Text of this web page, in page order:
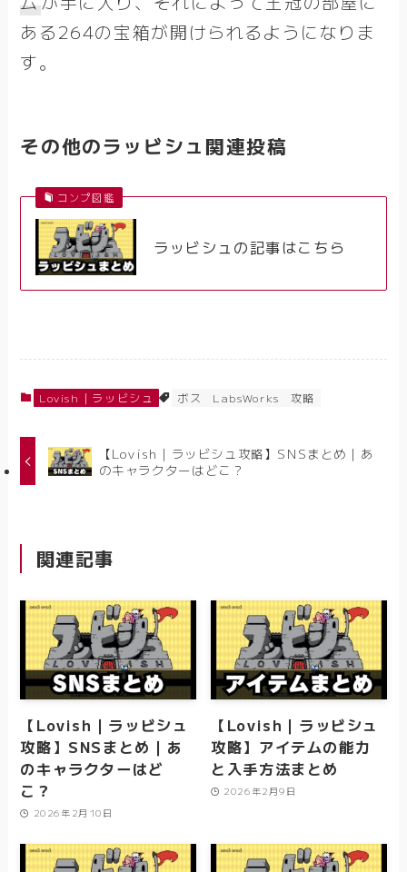
ある264の宝箱が開けられるようになりま
す。
その他のラッビシュ関連投稿
コンプ図鑑
ラッビシュの記事はこちら
Lovish｜ラッビシュ ボス LabsWorks 攻略
【Lovish｜ラッビシュ攻略】SNSまとめ｜あ
のキャラクターはどこ？
関連記事
【Lovish｜ラッビシュ
攻略】SNSまとめ｜あ
のキャラクターはど
こ？
2026年2月10日
【Lovish｜ラッビシュ
攻略】アイテムの能力
と入手方法まとめ
2026年2月9日